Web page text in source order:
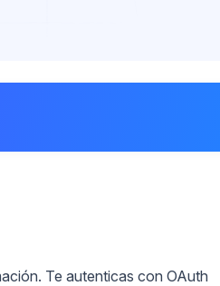
Te autenticas con OAuth